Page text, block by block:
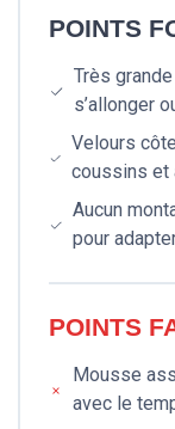
POINTS
Très
s’allonger
Velours
coussins et
Aucun
pour
POINTS
Mousse
avec le